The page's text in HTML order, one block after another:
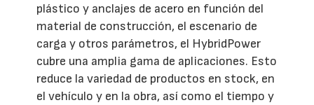
plástico y anclajes de acero en función del
material de construcción, el escenario de
carga y otros parámetros, el HybridPower
cubre una amplia gama de aplicaciones. Esto
reduce la variedad de productos en stock, en
el vehículo y en la obra, así como el tiempo y